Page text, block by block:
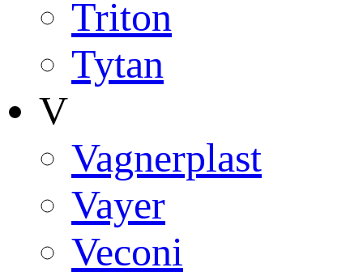
Triton
Tytan
V
Vagnerplast
Vayer
Veconi